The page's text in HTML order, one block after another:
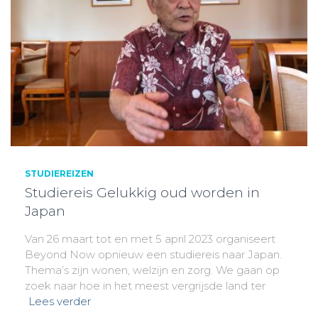
STUDIEREIZEN
Studiereis Gelukkig oud worden in
Japan
Van 26 maart tot en met 5 april 2023 organiseert
Beyond Now opnieuw een studiereis naar Japan.
Thema’s zijn wonen, welzijn en zorg. We gaan op
zoek naar hoe in het meest vergrijsde land ter
Lees verder